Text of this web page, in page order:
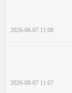
2026-08-07 11:08
2026-08-07 11:07